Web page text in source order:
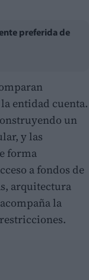
preferida de
entidad cuenta.
un
y las
forma
a fondos de
arquitectura
la